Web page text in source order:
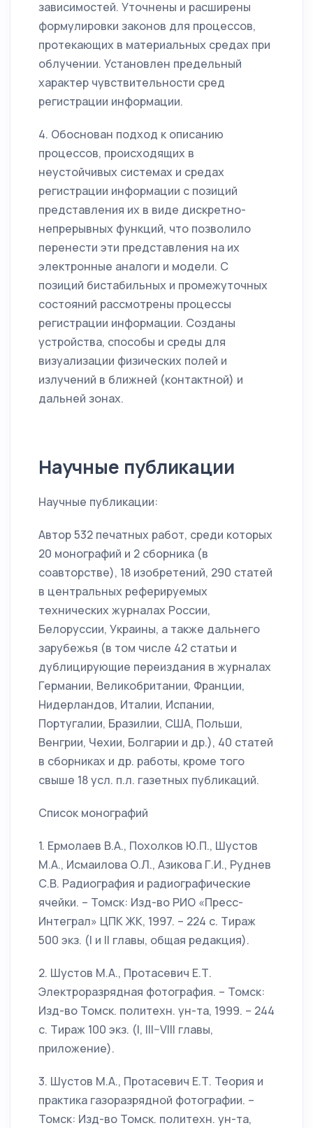
зависимостей. Уточнены и расширены
формулировки законов для процессов,
протекающих в материальных средах при
облучении. Установлен предельный
характер чувствительности сред
регистрации информации.
4. Обоснован подход к описанию
процессов, происходящих в
неустойчивых системах и средах
регистрации информации с позиций
представления их в виде дискретно-
непрерывных функций, что позволило
перенести эти представления на их
электронные аналоги и модели. C
позиций бистабильных и промежуточных
состояний рассмотрены процессы
регистрации информации. Созданы
устройства, способы и среды для
визуализации физических полей и
излучений в ближней (контактной) и
дальней зонах.
Научные публикации
Научные публикации:
Автор 532 печатных работ, среди которых
20 монографий и 2 сборника (в
соавторстве), 18 изобретений, 290 статей
в центральных реферируемых
технических журналах России,
Белоруссии, Украины, а также дальнего
зарубежья (в том числе 42 статьи и
дублицирующие переиздания в журналах
Германии, Великобритании, Франции,
Нидерландов, Италии, Испании,
Португалии, Бразилии, США, Польши,
Венгрии, Чехии, Болгарии и др.), 40 статей
в сборниках и др. работы, кроме того
свыше 18 усл. п.л. газетных публикаций.
Список монографий
1. Ермолаев В.А., Похолков Ю.П., Шустов
М.А., Исмаилова О.Л., Азикова Г.И., Руднев
С.В. Радиография и радиографические
ячейки. – Томск: Изд-во РИО «Пресс-
Интеграл» ЦПК ЖК, 1997. – 224 с. Тираж
500 экз. (I и II главы, общая редакция).
2. Шустов М.А., Протасевич Е.Т.
Электроразрядная фотография. – Томск:
Изд-во Томск. политехн. ун-та, 1999. – 244
с. Тираж 100 экз. (I, III–VIII главы,
приложение).
3. Шустов М.А., Протасевич Е.Т. Теория и
практика газоразрядной фотографии. –
Томск: Изд-во Томск. политехн. ун-та,